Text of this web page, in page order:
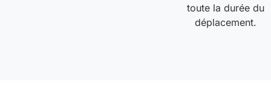
toute la durée du
déplacement.